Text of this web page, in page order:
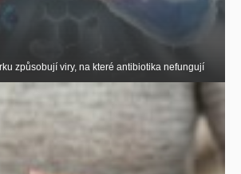
způsobují viry, na které antibiotika nefungují